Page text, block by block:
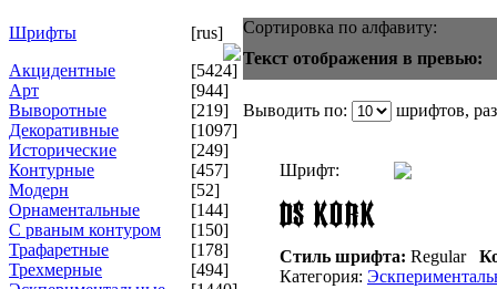
Шрифты
[rus]
Акцидентные
[5424]
Арт
[944]
Выворотные
[219]
Декоративные
[1097]
Исторические
[249]
Контурные
[457]
Модерн
[52]
Орнаментальные
[144]
С рваным контуром
[150]
Трафаретные
[178]
Трехмерные
[494]
Сортировка по алфавиту:
Текст отображения в превью:
Выводить по: шрифтов,
Шрифт:
Стиль шрифта: Regular
Категория: